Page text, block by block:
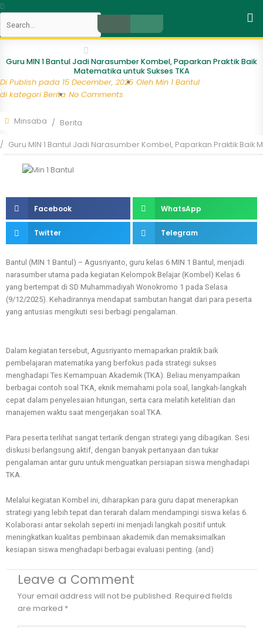
Skip
content
Close
Guru MIN 1 Bantul Jadi Narasumber Kombel, Paparkan Praktik Baik
Matematika untuk Sukses TKA
Di Publish pada 15 December, 2025 Oleh Min 1 Bantul
di kategori Berita No Comments
Minsaba Berita
Guru MIN 1 Bantul Jadi Narasumber Kombel, Paparkan Praktik Baik
Facebook WhatsApp
Twitter Telegram
Bantul (MIN 1 Bantul) – Agusriyanto, guru kelas 6 MIN 1 Bantul, menjadi
narasumber utama pada kegiatan Kelompok Belajar (Kombel) Kelas 6
yang bertempat di SD Muhammadiyah Wonokromo 1 pada Selasa
(9/12/2025). Kehadirannya mendapat sambutan hangat dari para peserta
yang antusias mengikuti sesi berbagi pengalaman.
Dalam kegiatan tersebut, Agusriyanto memaparkan praktik baik
pembelajaran matematika yang berfokus pada strategi sukses
menghadapi Tes Kemampuan Akademik (TKA). Beliau menyampaikan
berbagai contoh soal TKA, eknik memahami pola soal, langkah-langkah
cepat dalam penyelesaian hitungan, serta cara melatih ketelitian dan
manajemen waktu saat mengerjakan soal TKA.
Para peserta terlihat sangat tertarik dengan strategi yang dibagikan. Sesi
diskusi berlangsung aktif, dengan banyak pertanyaan dan tukar
pengalaman antar guru untuk menguatkan persiapan siswa menghadapi
TKA.
Melalui kegiatan Kombel ini, diharapkan para guru dapat menerapkan
strategi yang lebih tepat dan terarah dalam mendampingi siswa kelas 6.
Kolaborasi antar sekolah seperti ini menjadi langkah positif untuk
meningkatkan kualitas pembinaan akademik dan memaksimalkan
kesiapan siswa menghadapi berbagai evaluasi penting. (and)
Leave a Comment
Your email address will not be published. Required fields
are marked *